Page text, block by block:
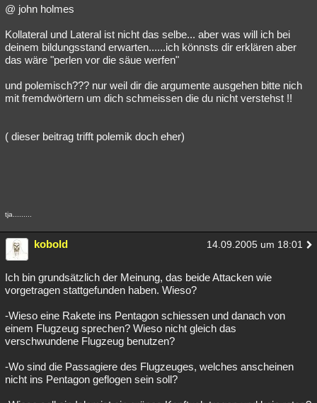
@ john holmes
Kollateral und Lateral ist nicht das selbe... aber was will ich bei
deinem bildungsstand erwarten......ich könnsts dir erklären aber
das wäre "perlen vor die säue werfen"
und polemisch??? nur weil dir die argumente ausgehen bitte nich
mit fremdwörtern um dich schmeissen die du nicht verstehst !!
( dieser beitrag trifft polemik doch eher)
tja.........
kobold 14.09.2005 um 18:01
Ich bin grundsätzlich der Meinung, das beide Attacken wie
vorgetragen stattgefunden haben. Wieso?
-Wieso eine Rakete ins Pentagon schiessen und danach von
einem Flugzeug sprechen? Wieso nicht gleich das
verschwundene Flugzeug benutzen?
-Wo sind die Passagiere des Flugzeuges, welches anscheinen
nicht ins Pentagon geflogen sein soll?